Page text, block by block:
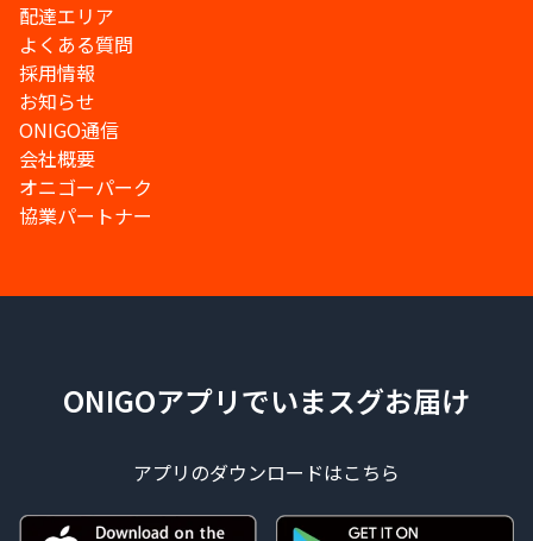
配達エリア
よくある質問
採用情報
お知らせ
ONIGO通信
会社概要
オニゴーパーク
協業パートナー
ONIGOアプリでいまスグお届け
アプリのダウンロードはこちら